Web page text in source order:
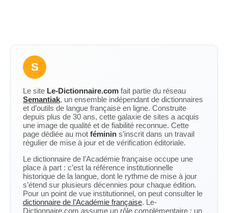
S
Le site Le-Dictionnaire.com fait partie du réseau
Semantiak, un ensemble indépendant de dictionnaires
et d’outils de langue française en ligne. Construite
depuis plus de 30 ans, cette galaxie de sites a acquis
une image de qualité et de fiabilité reconnue. Cette
page dédiée au mot féminin s’inscrit dans un travail
régulier de mise à jour et de vérification éditoriale.
Le dictionnaire de l’Académie française occupe une
place à part : c’est la référence institutionnelle
historique de la langue, dont le rythme de mise à jour
s’étend sur plusieurs décennies pour chaque édition.
Pour un point de vue institutionnel, on peut consulter le
dictionnaire de l’Académie française. Le-
Dictionnaire.com assume un rôle complémentaire : un